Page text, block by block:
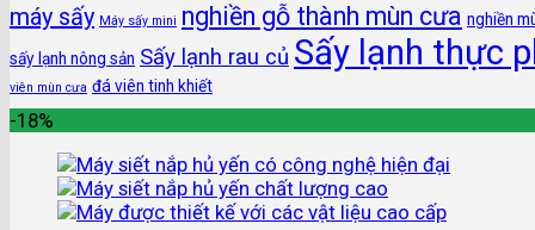
máy sấy Máy sấy mini nghiền gỗ thành mùn cưa nghiền
sấy lạnh nông sản Sấy lạnh rau củ Sấy lạnh thực
viên mùn cưa đá viên tinh khiết
-18%